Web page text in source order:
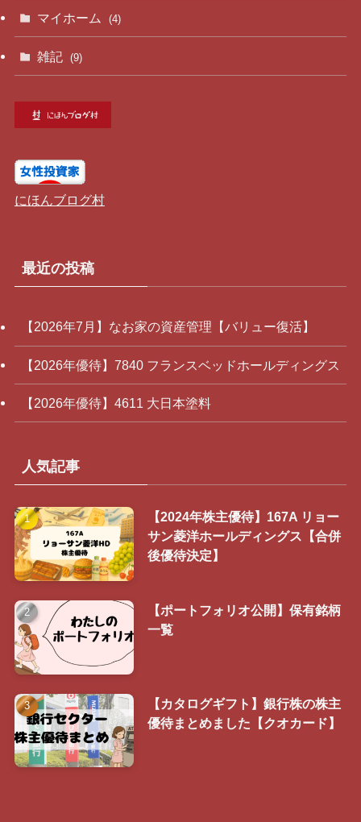
マイホーム (4)
雑記 (9)
にほんブログ村
最近の投稿
【2026年7月】なお家の資産管理【バリュー復活】
【2026年優待】7840 フランスベッドホールディングス
【2026年優待】4611 大日本塗料
人気記事
【2024年株主優待】167A リョー
サン菱洋ホールディングス【合併
後優待決定】
【ポートフォリオ公開】保有銘柄
一覧
【カタログギフト】銀行株の株主
優待まとめました【クオカード】